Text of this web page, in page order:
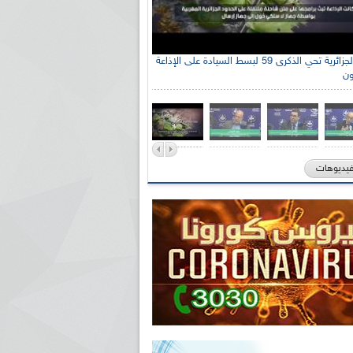
الإذاعة الجزائرية تحي الذكرى 59 لبسط السيادة على الإذاعة